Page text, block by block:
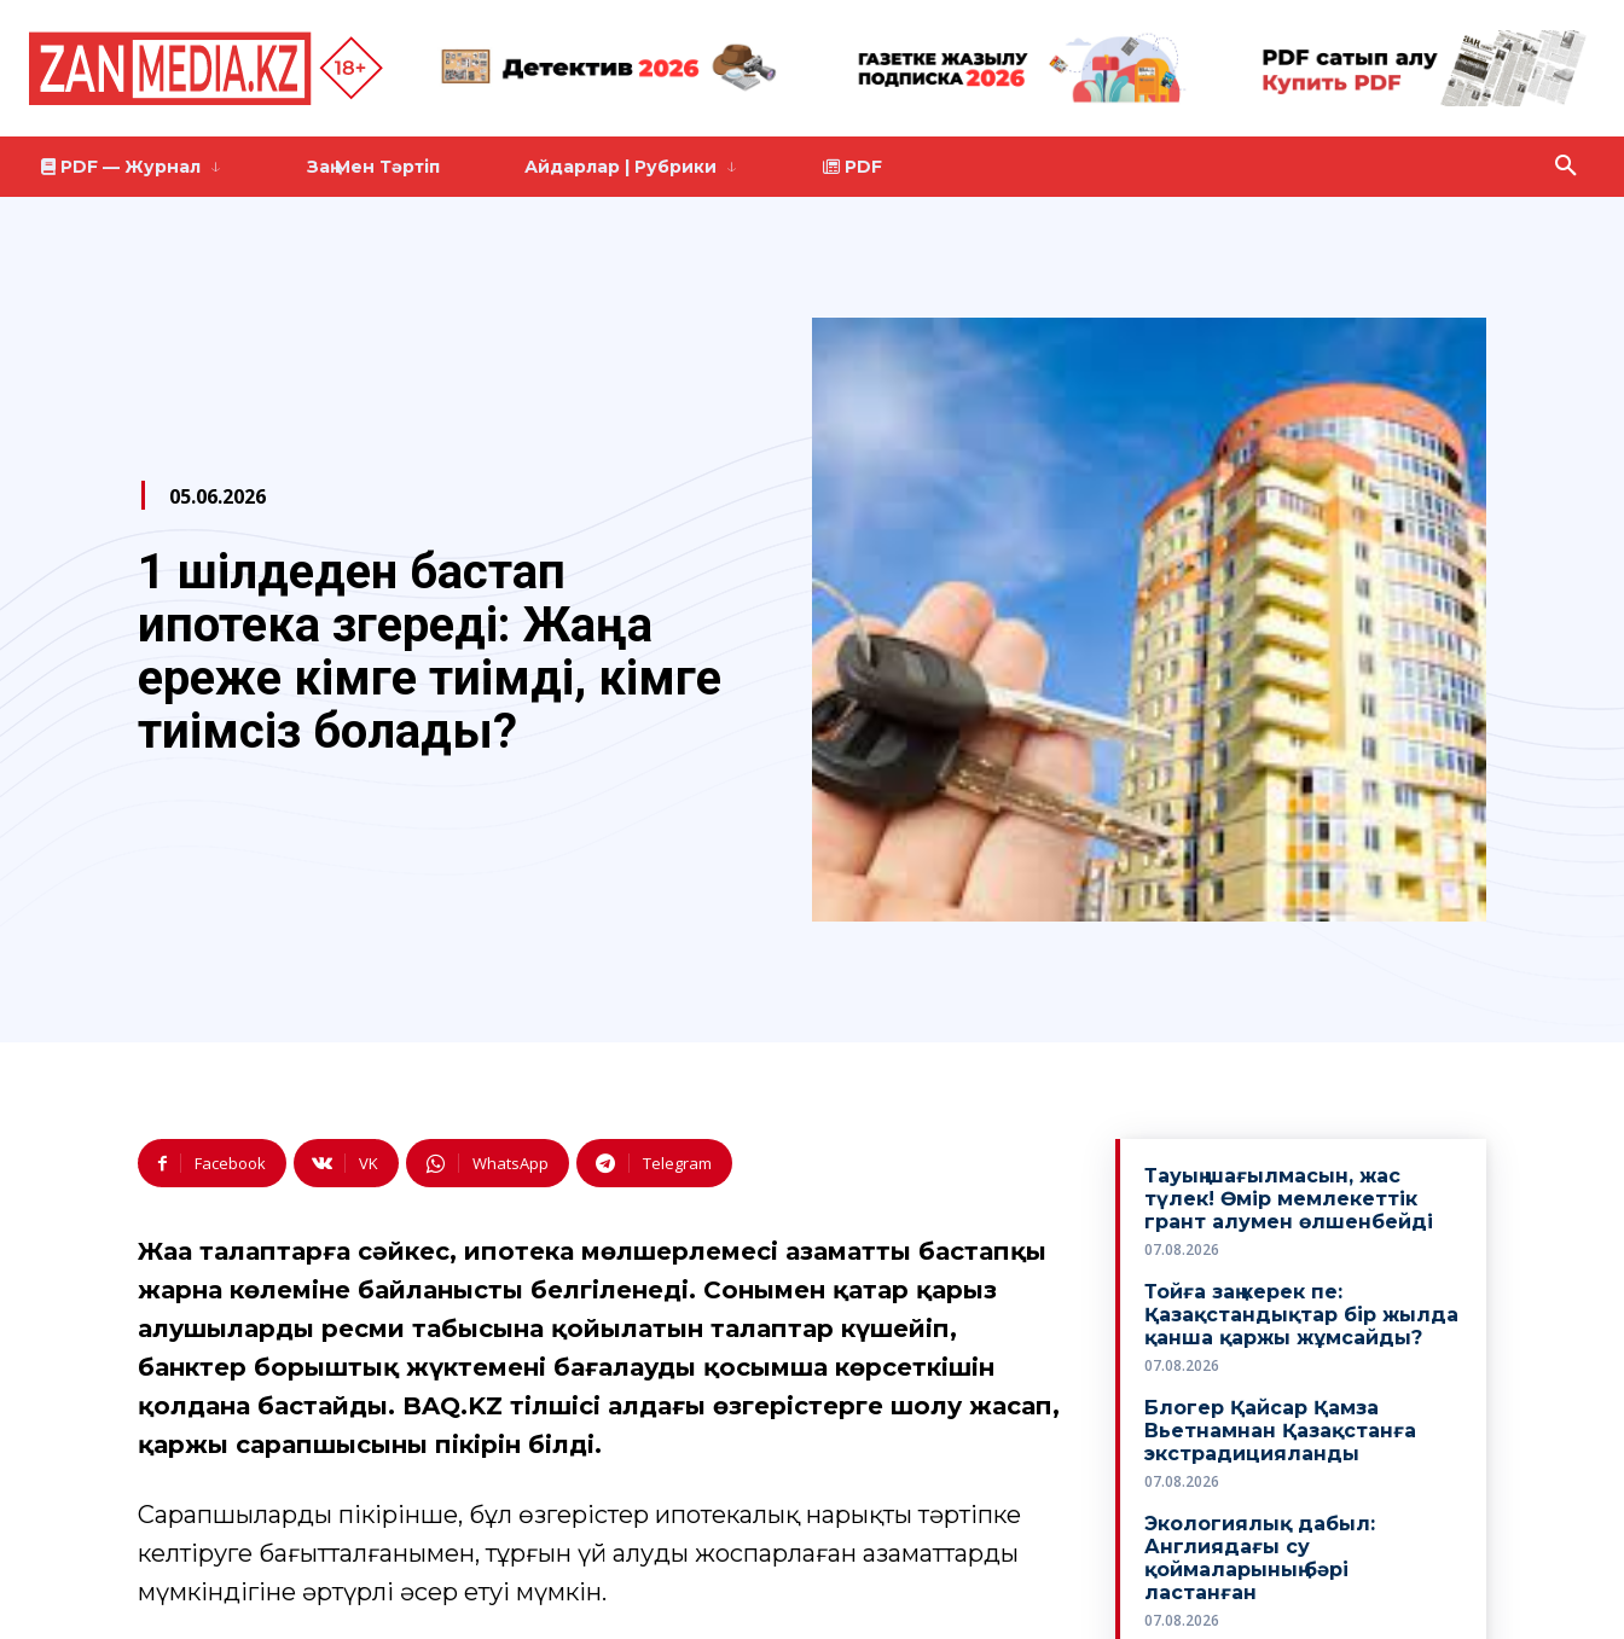
PDF — Журнал Заң Мен Тәртіп Айдарлар | Рубрики PDF
05.06.2026
1 шілдеден бастап
ипотека өзгереді: Жаңа
ереже кімге тиімді, кімге
тиімсіз болады?
Facebook VK WhatsApp Telegram
Жаңа талаптарға сәйкес, ипотека мөлшерлемесі азаматтың бастапқы
жарна көлеміне байланысты белгіленеді. Сонымен қатар қарыз
алушылардың ресми табысына қойылатын талаптар күшейіп,
банктер борыштық жүктемені бағалаудың қосымша көрсеткішін
қолдана бастайды. BAQ.KZ тілшісі алдағы өзгерістерге шолу жасап,
қаржы сарапшысының пікірін білді.
Сарапшылардың пікірінше, бұл өзгерістер ипотекалық нарықты тәртіпке
келтіруге бағытталғанымен, тұрғын үй алуды жоспарлаған азаматтардың
мүмкіндігіне әртүрлі әсер етуі мүмкін.
Тауың шағылмасын, жас
түлек! Өмiр мемлекеттiк
грант алумен өлшенбейдi
07.08.2026
Тойға заң керек пе:
Қазақстандықтар бір жылда
қанша қаржы жұмсайды?
07.08.2026
Блогер Қайсар Қамза
Вьетнамнан Қазақстанға
экстрадицияланды
07.08.2026
Экологиялық дабыл:
Англиядағы су
қоймаларының бәрі
ластанған
07.08.2026